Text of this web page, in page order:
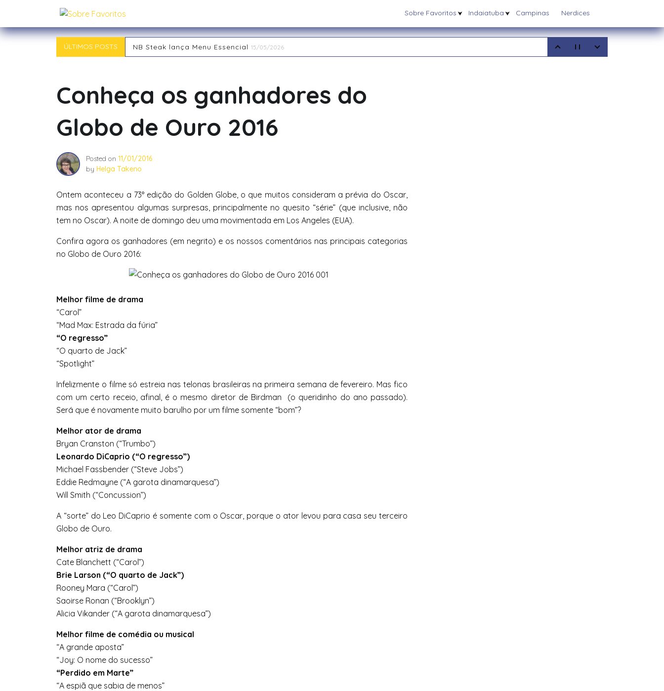
content
Sobre Favoritos Sobre Favoritos Indaiatuba Campinas Nerdices
ÚLTIMOS POSTS NB Steak lança Menu Essencial 15/05/2026
Outback chegou a Indaiatuba15/05/2026
O RPG: Uma Jornada Pela Interpretação de Papéis e a Construção de Mundos
Já começou! 21ª Campinas Restaurant Week acontece até 20 de abril na região
Conheça os ganhadores do
Globo de Ouro 2016
Posted on 11/01/2016
by Helga Takeno
Ontem aconteceu a 73° edição do Golden Globe, o que muitos consideram a prévia do Oscar,
mas nos apresentou algumas surpresas, principalmente no quesito “série” (que inclusive, não
tem no Oscar). A noite de domingo deu uma movimentada em Los Angeles (EUA).
Confira agora os ganhadores (em negrito) e os nossos comentários nas principais categorias
no Globo de Ouro 2016:
Melhor filme de drama
“Carol”
“Mad Max: Estrada da fúria”
“O regresso”
“O quarto de Jack”
“Spotlight”
Infelizmente o filme só estreia nas telonas brasileiras na primeira semana de fevereiro. Mas fico
com um certo receio, afinal, é o mesmo diretor de Birdman (o queridinho do ano passado).
Será que é novamente muito barulho por um filme somente “bom”?
Melhor ator de drama
Bryan Cranston (“Trumbo”)
Leonardo DiCaprio (“O regresso”)
Michael Fassbender (“Steve Jobs”)
Eddie Redmayne (“A garota dinamarquesa”)
Will Smith (“Concussion”)
A “sorte” do Leo DiCaprio é somente com o Oscar, porque o ator levou para casa seu terceiro
Globo de Ouro.
Melhor atriz de drama
Cate Blanchett (“Carol”)
Brie Larson (“O quarto de Jack”)
Rooney Mara (“Carol”)
Saoirse Ronan (“Brooklyn”)
Alicia Vikander (“A garota dinamarquesa”)
Melhor filme de comédia ou musical
“A grande aposta”
“Joy: O nome do sucesso”
“Perdido em Marte”
“A espiã que sabia de menos”